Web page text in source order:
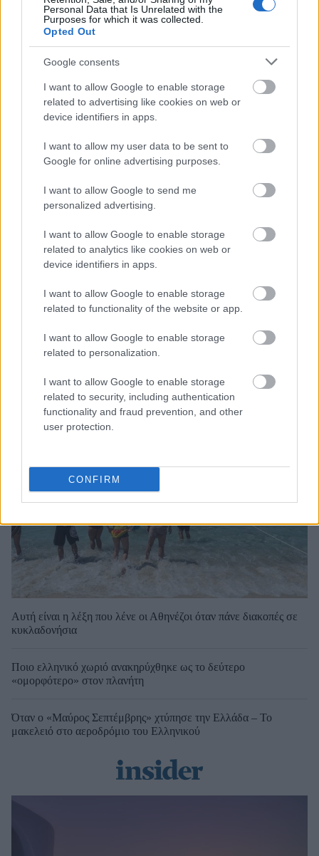
Personal Data that Is Unrelated with the
Purposes for which it was collected.
Opted Out
Google consents
I want to allow Google to enable storage
related to advertising like cookies on web or
device identifiers in apps.
I want to allow my user data to be sent to
Google for online advertising purposes.
I want to allow Google to send me
personalized advertising.
I want to allow Google to enable storage
related to analytics like cookies on web or
device identifiers in apps.
I want to allow Google to enable storage
related to functionality of the website or app.
I want to allow Google to enable storage
related to personalization.
I want to allow Google to enable storage
related to security, including authentication
functionality and fraud prevention, and other
user protection.
CONFIRM
σπουδαίου deal
Νέντοβιτς για Γουόκαπ: «Είναι από τους πιο... βρώμικους
την A Bola
Αυτή είναι η λέξη που λένε οι Αθηνέζοι όταν πάνε διακοπές σε
κυκλαδονήσια
Ποιο ελληνικό χωριό ανακηρύχθηκε ως το δεύτερο
«ομορφότερο» στον πλανήτη
Όταν ο «Μαύρος Σεπτέμβρης» χτύπησε την Ελλάδα – Το
μακελειό στο αεροδρόμιο του Ελληνικού